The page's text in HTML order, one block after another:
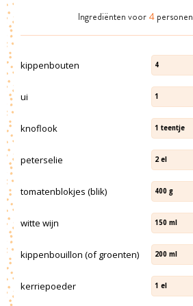
Ingrediënten voor 4 personen
kippenbouten 4
ui 1
knoflook 1 teentje
peterselie 2 el
tomatenblokjes (blik) 400 g
witte wijn 150 ml
kippenbouillon (of groenten) 200 ml
kerriepoeder 1 el